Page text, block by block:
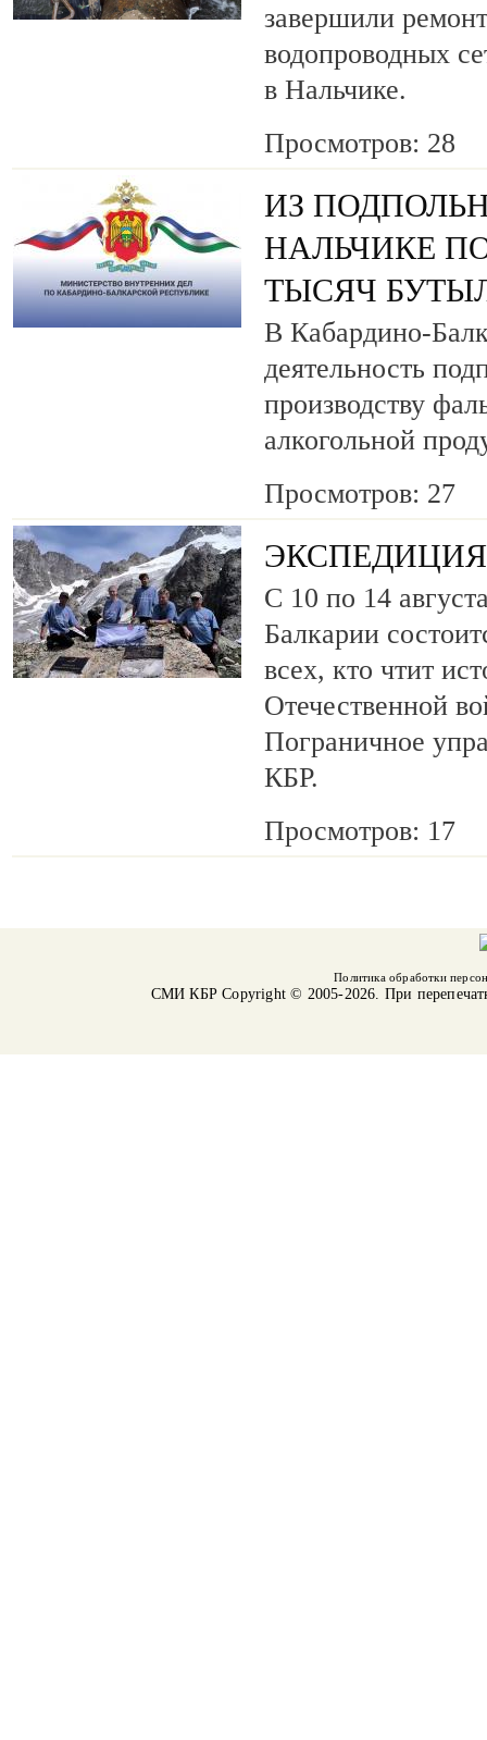
завершили
водопроводных
в Нальчике.
Просмотров: 28
ИЗ
НАЛЬЧИКЕ
ТЫСЯЧ
В Кабардино-
деятельность
производству
алкогольной
Просмотров: 27
С 10 по 14
Балкарии
всех, кто чтит
Отечественной
Пограничное
КБР.
Просмотров: 17
Политика обработки
СМИ КБРCopyright © 2005-2026. При